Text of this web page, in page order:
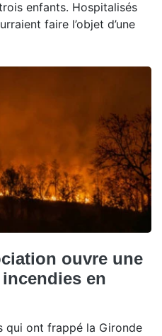
enfants. Hospitalisés
faire l’objet d’une
ouvre une
en
qui ont frappé la Gironde